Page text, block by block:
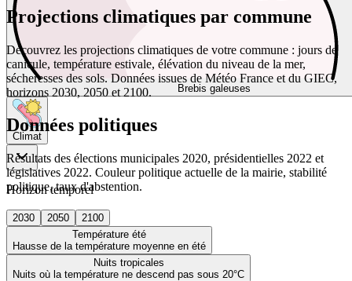
Brebis galeuses
Climat
Horizon temporel
2030 2050
2100
Température été
Hausse de la température moyenne en été
Nuits tropicales
Nuits où la température ne descend pas sous 20°C
Projections climatiques par commune
Découvrez les projections climatiques de votre commune : jours de
canicule, température estivale, élévation du niveau de la mer,
sécheresses des sols. Données issues de Météo France et du GIEC,
horizons 2030, 2050 et 2100.
Données politiques
Résultats des élections municipales 2020, présidentielles 2022 et
législatives 2022. Couleur politique actuelle de la mairie, stabilité
politique, taux d'abstention.